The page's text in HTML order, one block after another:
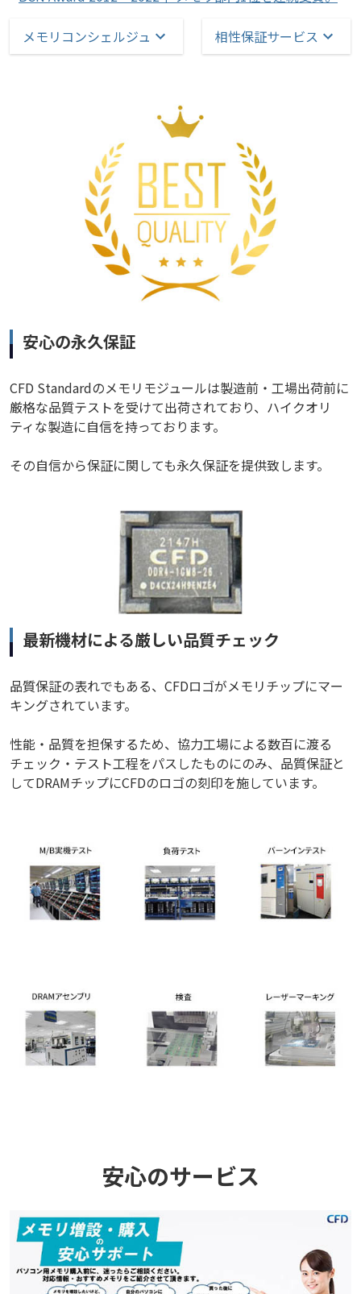
メモリコンシェルジュ 相性保証サービス
安心の永久保証
CFD Standardのメモリモジュールは製造前・工場出荷前に
厳格な品質テストを受けて出荷されており、ハイクオリ
ティな製造に自信を持っております。
その自信から保証に関しても永久保証を提供致します。
最新機材による厳しい品質チェック
品質保証の表れでもある、CFDロゴがメモリチップにマー
キングされています。
性能・品質を担保するため、協力工場による数百に渡る
チェック・テスト工程をパスしたものにのみ、品質保証と
してDRAMチップにCFDのロゴの刻印を施しています。
安心のサービス